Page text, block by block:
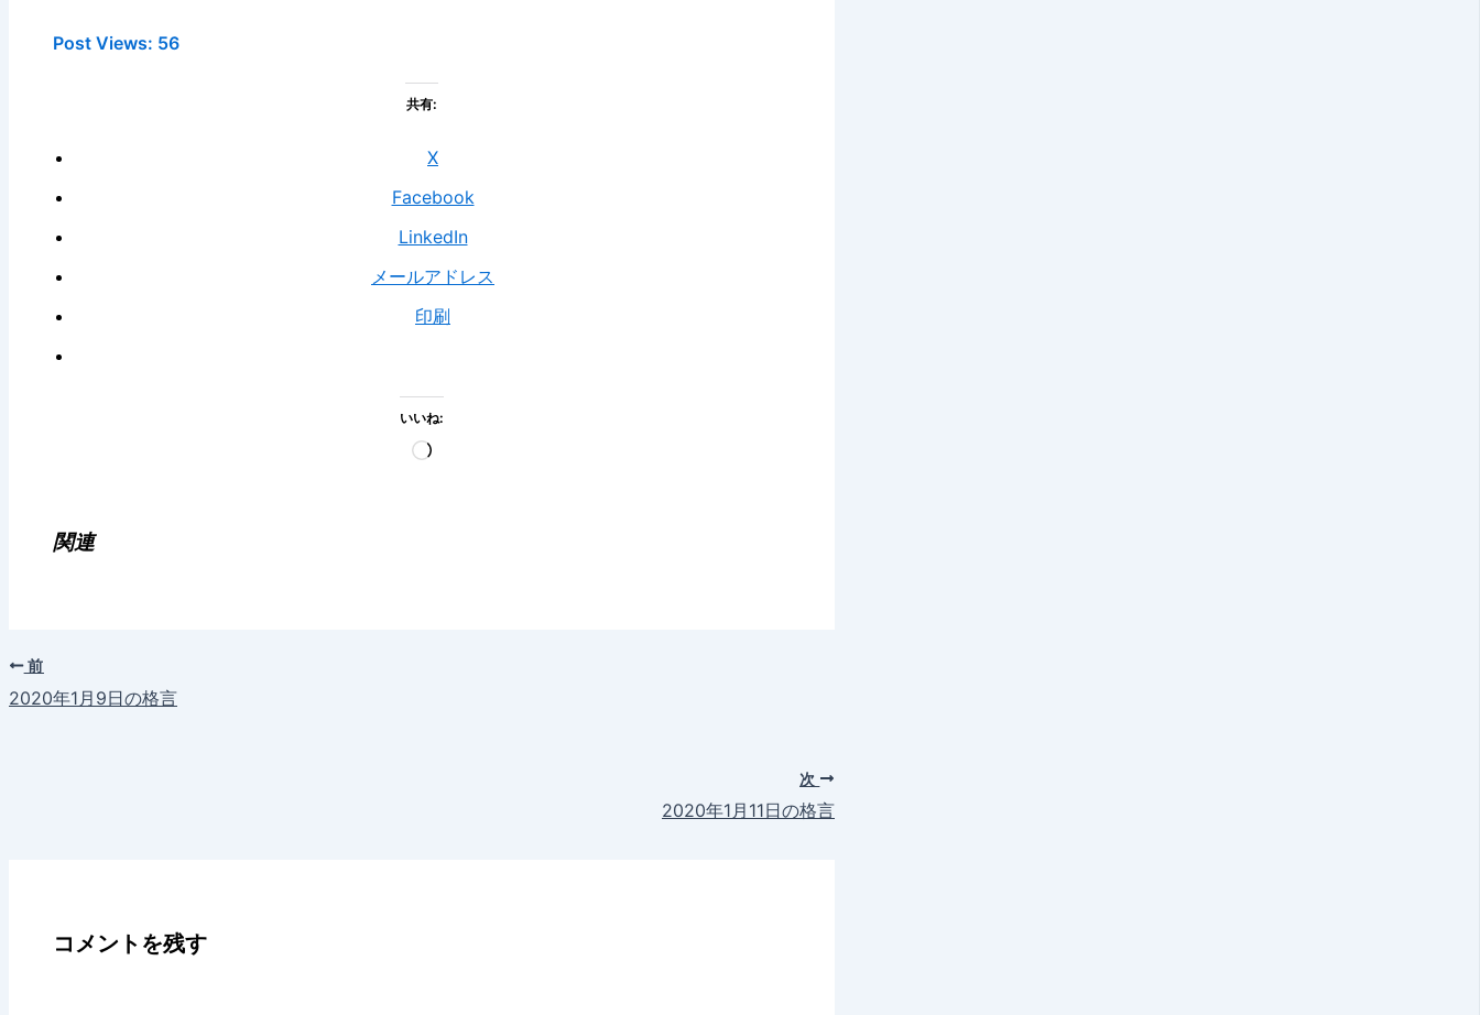
Post Views: 56
共有:
X
Facebook
LinkedIn
メールアドレス
印刷
いいね:
読
関連
前
2020年1月9日の格言
次
2020年1月11日の格言
コメントを残す